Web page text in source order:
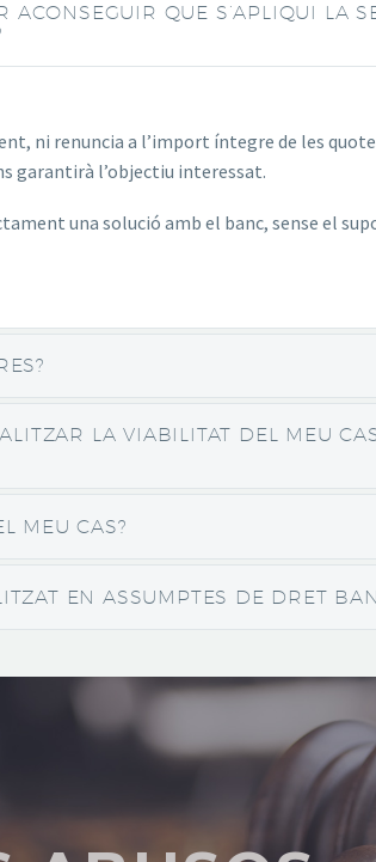
QUE S’APLIQUI LA
ni renuncia a l’import íntegre de les
garantirà l’objectiu interessat.
una solució amb el banc, sense el
LA VIABILITAT DEL MEU
MEU CAS?
EN ASSUMPTES DE DRET